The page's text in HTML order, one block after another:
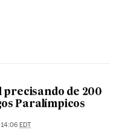
precisando de 200
Paralímpicos
14:06 EDT